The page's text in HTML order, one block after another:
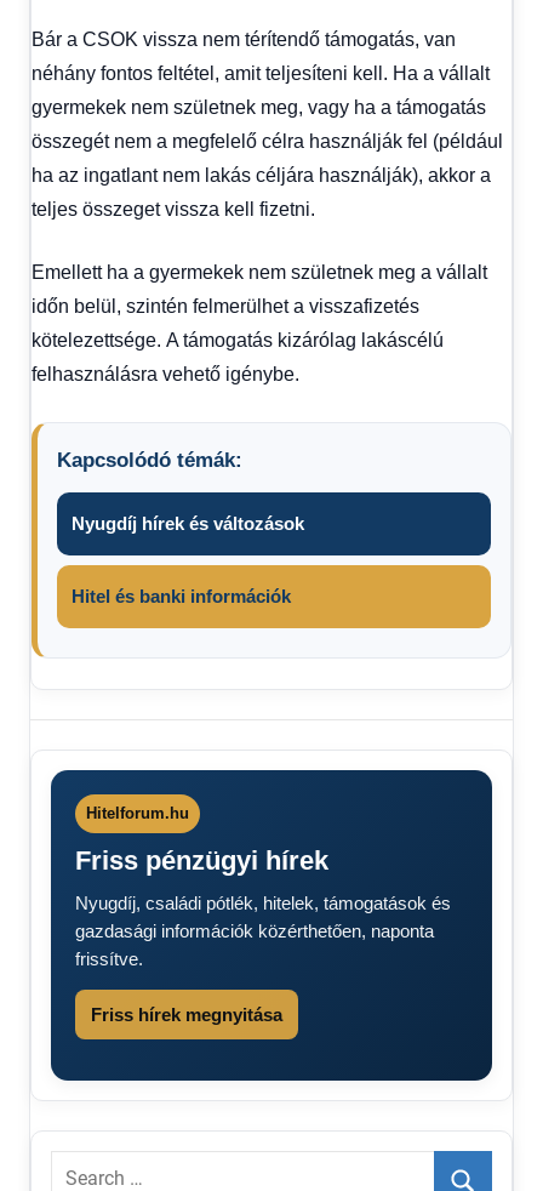
Bár a CSOK vissza nem térítendő támogatás, van
néhány fontos feltétel, amit teljesíteni kell. Ha a vállalt
gyermekek nem születnek meg, vagy ha a támogatás
összegét nem a megfelelő célra használják fel (például
ha az ingatlant nem lakás céljára használják), akkor a
teljes összeget vissza kell fizetni.
Emellett ha a gyermekek nem születnek meg a vállalt
időn belül, szintén felmerülhet a visszafizetés
kötelezettsége. A támogatás kizárólag lakáscélú
felhasználásra vehető igénybe.
Kapcsolódó témák:
Nyugdíj hírek és változások
Hitel és banki információk
millió
forint
1985-
Családi
Otthonteremtési
Kedvezmény
(CSOK)
Hitelforum.hu
Friss pénzügyi hírek
Nyugdíj, családi pótlék, hitelek, támogatások és
gazdasági információk közérthetően, naponta
frissítve.
Friss hírek megnyitása
Search